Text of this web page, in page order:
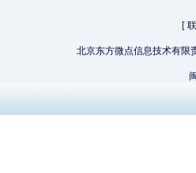
[
北京东方微点信息技术有限